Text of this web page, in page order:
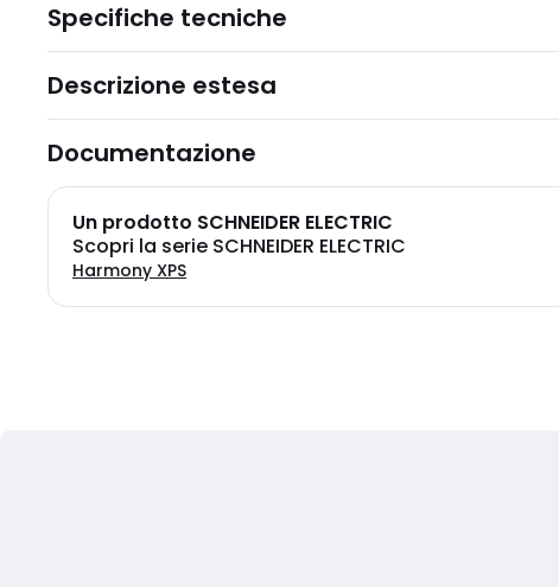
Specifiche tecniche
Descrizione estesa
Documentazione
Un prodotto SCHNEIDER ELECTRIC
Scopri la serie SCHNEIDER ELECTRIC
Harmony XPS